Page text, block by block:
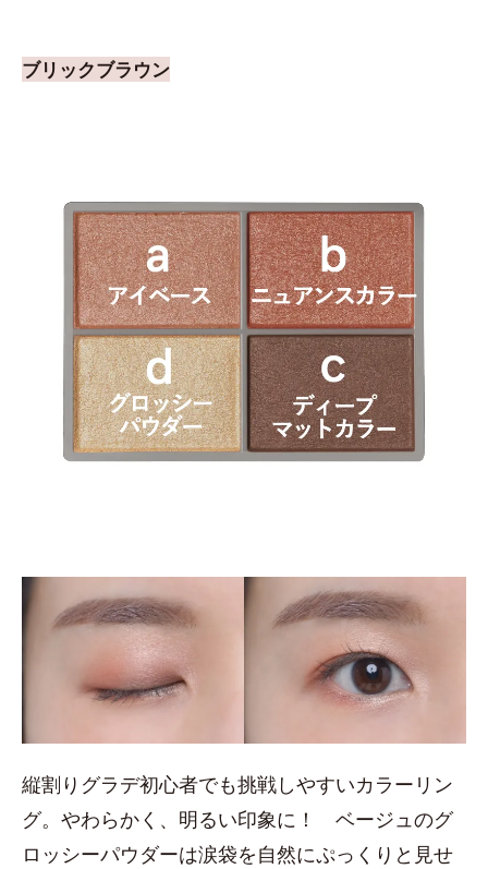
ブリックブラウン
縦割りグラデ初心者でも挑戦しやすいカラーリン
グ。やわらかく、明るい印象に！ ベージュのグ
ロッシーパウダーは涙袋を自然にぷっくりと見せ